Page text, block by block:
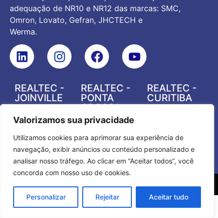
Valorizamos sua privacidade
Utilizamos cookies para aprimorar sua experiência de
navegação, exibir anúncios ou conteúdo personalizado e
analisar nosso tráfego. Ao clicar em “Aceitar todos”, você
concorda com nosso uso de cookies.
Personalizar Rejeitar Aceitar tudo
adequação de NR10 e NR12 das marcas: SMC,
Omron, Lovato, Gefran, JHCTECH e
Werma.
REALTEC -
JOINVILLE
9349
1614
REALTEC -
PONTA
GROSSA
(42) 3742-
(41) 99546-
1614
REALTEC -
CURITIBA
1614